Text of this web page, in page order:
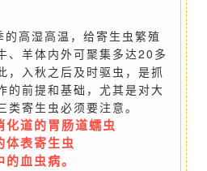
高湿高温，给寄生虫繁殖
、羊体内外可聚集多达20多
，入秋之后及时驱虫，是抓
的前提和基础，尤其是对大
寄生虫必须要注意。
化道的胃肠道蠕虫
体表寄生虫
血虫病。